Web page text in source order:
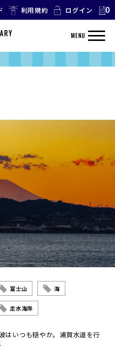
利用規約 ログイン 0
MENU
富士山 海
走水海岸
はいつも穏やか。浦賀水道を行